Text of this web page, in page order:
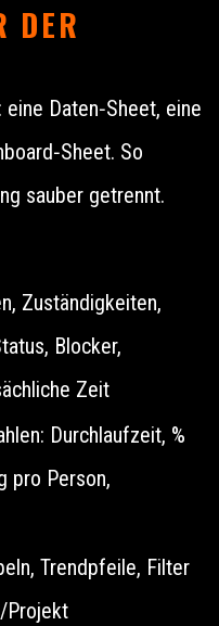
DER
Daten‑Sheet, eine
So
sauber getrennt.
Zuständigkeiten,
Blocker,
Zeit
Durchlaufzeit, %
pro Person,
Trendpfeile, Filter
Projekt